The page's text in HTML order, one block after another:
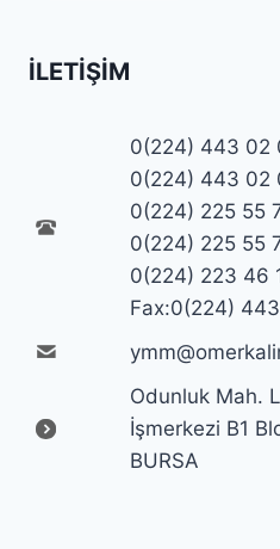
İLETIŞIM
0(224) 443 02
0(224) 443 02
0(224) 225 55
0(224) 225 55
0(224) 223 46
Fax:0(224)
Odunluk Mah.
İşmerkezi B1
BURSA